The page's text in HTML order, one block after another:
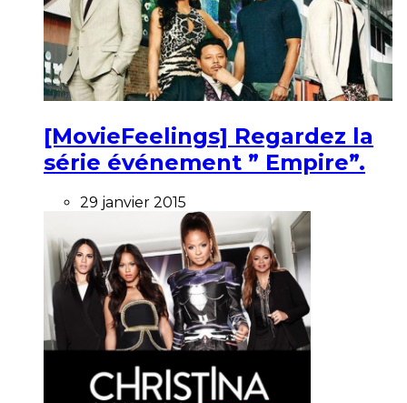
[MovieFeelings] Regardez la
série événement ” Empire”.
29 janvier 2015